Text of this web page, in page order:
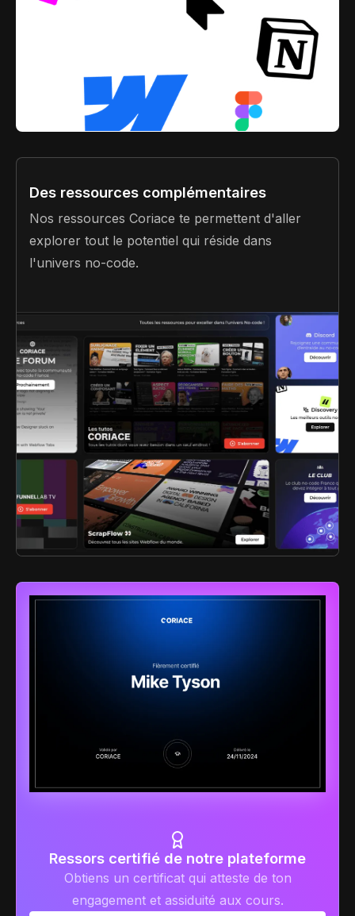
Des ressources complémentaires
Nos ressources Coriace te permettent d'aller
explorer tout le potentiel qui réside dans
l'univers no-code.
Ressors certifié de notre plateforme
Obtiens un certificat qui atteste de ton
engagement et assiduité aux cours.